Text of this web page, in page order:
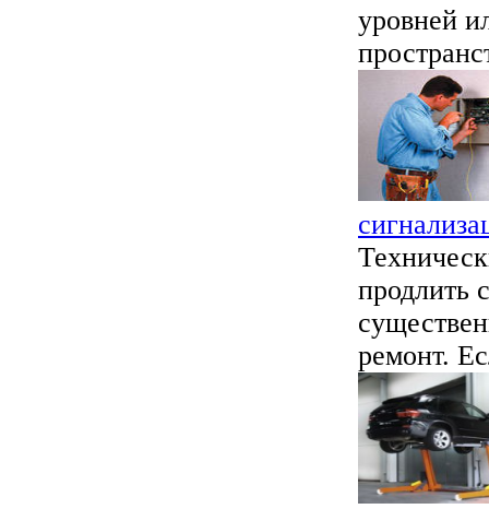
уровней
продлить
ремонт.